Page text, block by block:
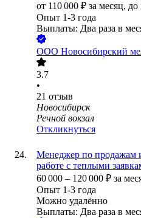
от 110 000 ₽ за месяц, до
Опыт 1-3 года
Выплаты: Два раза в
ООО Новосибирский
3.7
•
21 отзыв
Новосибирск
Речной вокзал
Откликнуться
Менеджер по продажам
работе с теплыми
60 000 – 120 000 ₽ за
Опыт 1-3 года
Можно удалённо
Выплаты: Два раза в